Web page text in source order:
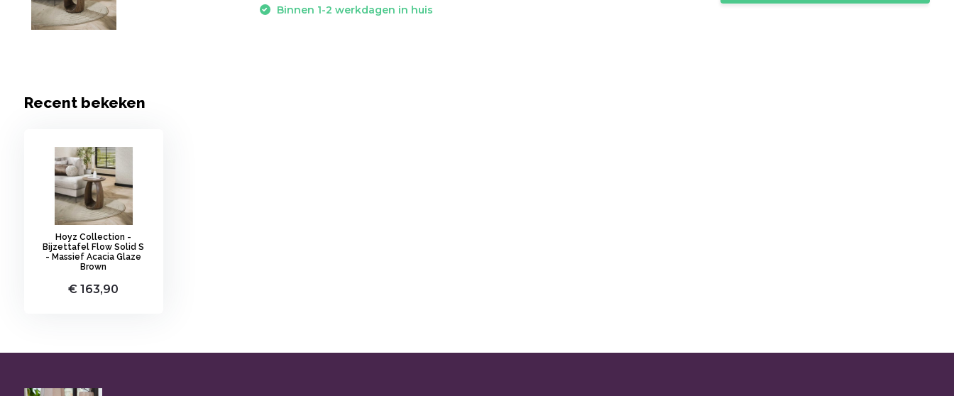
Binnen 1-2 werkdagen in huis
Recent bekeken
Hoyz Collection -
Bijzettafel Flow Solid S
- Massief Acacia Glaze
Brown
€ 163,90